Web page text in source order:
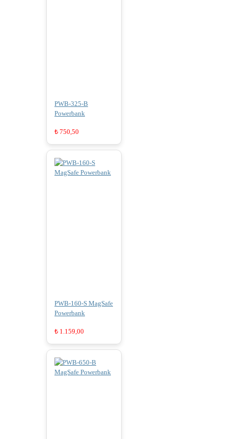
PWB-325-B
Powerbank
₺ 750,50
PWB-160-S MagSafe
Powerbank
₺ 1.159,00